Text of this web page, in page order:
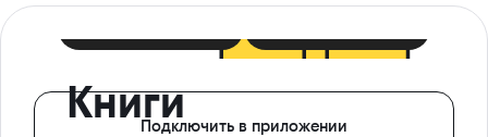
КнигиПодключить в приложении